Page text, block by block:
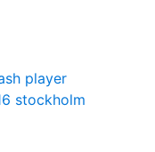
player
stockholm